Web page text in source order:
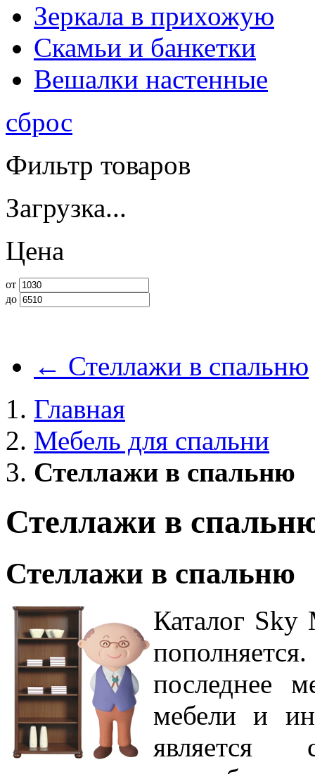
Зеркала в прихожую
Скамьи и банкетки
Вешалки настенные
сброс
Фильтр товаров
Загрузка...
Цена
от
до
← Стеллажи в спальню
Главная
Мебель для спальни
Стеллажи в спальню
Стеллажи в
Стеллажи в спальню
Каталог Sky
последнее
мебели и
является